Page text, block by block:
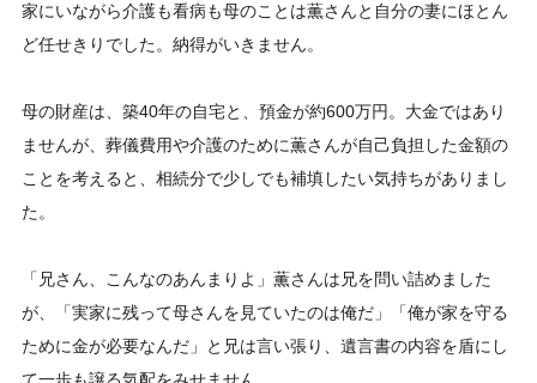
家にいながら介護も看病も母のことは薫さんと自分の妻にほとん
ど任せきりでした。納得がいきません。
母の財産は、築40年の自宅と、預金が約600万円。大金ではあり
ませんが、葬儀費用や介護のために薫さんが自己負担した金額の
ことを考えると、相続分で少しでも補填したい気持ちがありまし
た。
「兄さん、こんなのあんまりよ」薫さんは兄を問い詰めました
が、「実家に残って母さんを見ていたのは俺だ」「俺が家を守る
ために金が必要なんだ」と兄は言い張り、遺言書の内容を盾にし